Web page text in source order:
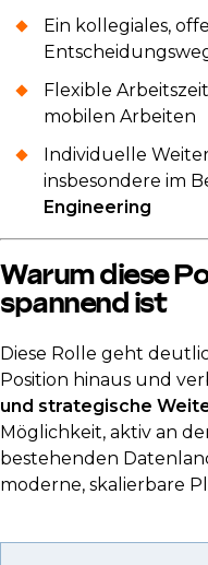
Ein kollegiales,
Flexible
mobilen Arbeiten
Individuelle
insbesondere im
Engineering
Warum diese
spannend ist
Diese Rolle geht
Position hinaus und
und strategische
Möglichkeit, aktiv an
bestehenden
moderne, skalierbare